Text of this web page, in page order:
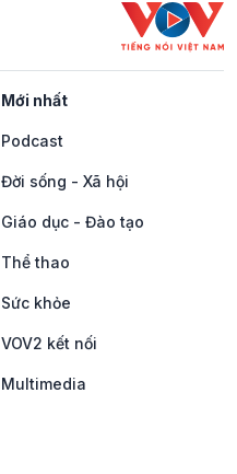
Mới nhất
Podcast
Đời sống - Xã hội
Giáo dục - Đào tạo
Thể thao
Sức khỏe
VOV2 kết nối
Multimedia